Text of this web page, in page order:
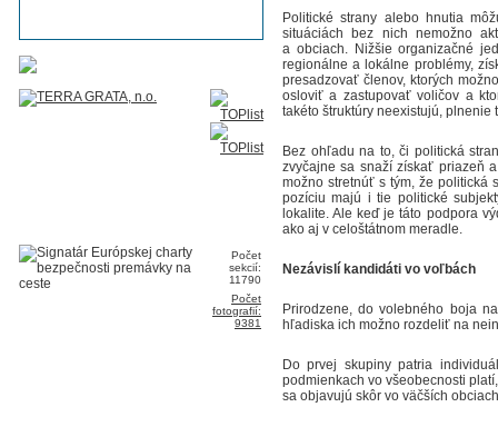
Počet
sekcií:
11790
Počet
fotografií:
9381
Politické strany alebo hnutia
situáciách bez nich nemožno
a obciach. Nižšie organizačné
regionálne a lokálne problémy,
presadzovať členov, ktorých
osloviť a zastupovať voličov a
takéto štruktúry neexistujú,
Bez ohľadu na to, či politická
zvyčajne sa snaží získať priazeň
možno stretnúť s tým, že politická
pozíciu majú i tie politické
lokalite. Ale keď je táto podpora
ako aj v celoštátnom meradle.
Nezávislí kandidáti vo voľbách
Prirodzene, do volebného boja
hľadiska ich možno rozdeliť na
Do prvej skupiny patria
podmienkach vo všeobecnosti
sa objavujú skôr vo väčších